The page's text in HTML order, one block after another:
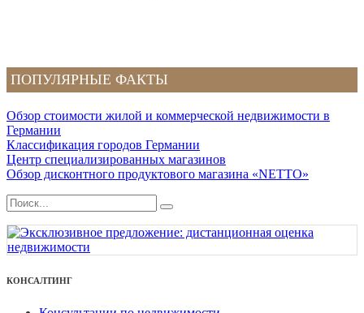
ПОПУЛЯРНЫЕ ФАКТЫ
Обзор стоимости жилой и коммерческой недвижимости в
Германии
Классификация городов Германии
Центр специализированных магазинов
Обзор дисконтного продуктового магазина «NETTO»
КОНСАЛТИНГ